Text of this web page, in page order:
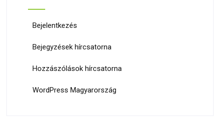
Bejelentkezés
Bejegyzések hírcsatorna
Hozzászólások hírcsatorna
WordPress Magyarország